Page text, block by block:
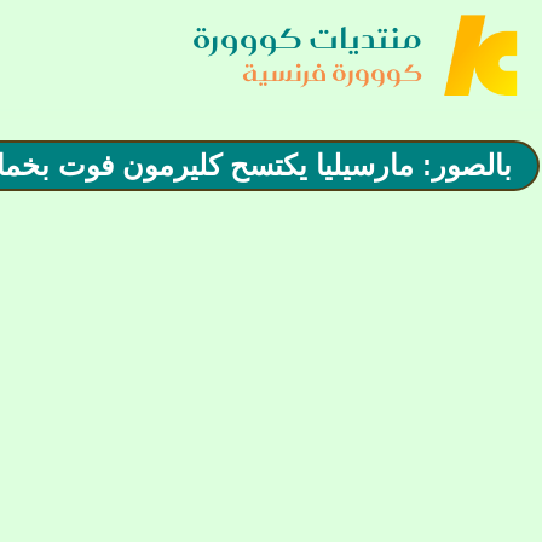
منتديات كووورة
كووورة فرنسية
بالصور: مارسيليا يكتسح كليرمون فوت